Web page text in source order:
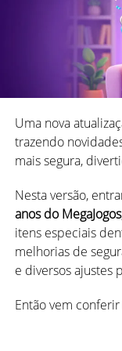
Uma nova
trazendo
mais segura,
Nesta versão,
anos do MegaJogos
itens especiais
melhorias de
e diversos ajustes
Então vem